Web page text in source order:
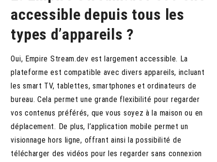
accessible depuis tous les
types d’appareils ?
Oui, Empire Stream.dev est largement accessible. La
plateforme est compatible avec divers appareils, incluant
les smart TV, tablettes, smartphones et ordinateurs de
bureau. Cela permet une grande flexibilité pour regarder
vos contenus préférés, que vous soyez à la maison ou en
déplacement. De plus, l’application mobile permet un
visionnage hors ligne, offrant ainsi la possibilité de
télécharger des vidéos pour les regarder sans connexion